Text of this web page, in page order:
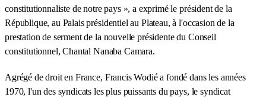
constitutionnaliste de notre pays », a exprimé le président de la
République, au Palais présidentiel au Plateau, à l'occasion de la
prestation de serment de la nouvelle présidente du Conseil
constitutionnel, Chantal Nanaba Camara.
Agrégé de droit en France, Francis Wodié a fondé dans les années
1970, l'un des syndicats les plus puissants du pays, le syndicat